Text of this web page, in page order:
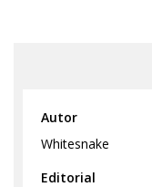
Autor
Whitesnake
Editorial